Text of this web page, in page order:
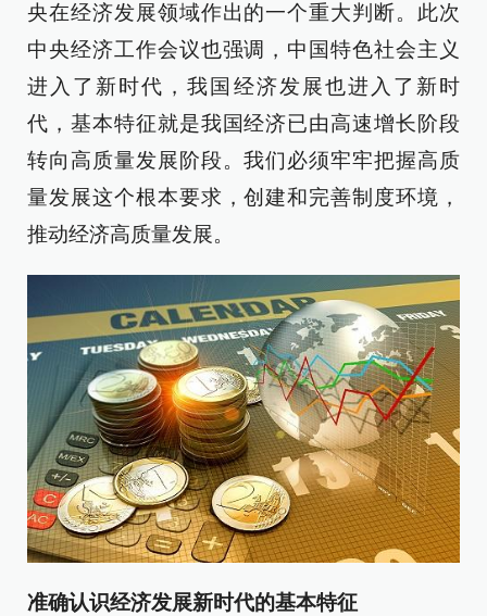
央在经济发展领域作出的一个重大判断。此次
中央经济工作会议也强调，中国特色社会主义
进入了新时代，我国经济发展也进入了新时
代，基本特征就是我国经济已由高速增长阶段
转向高质量发展阶段。我们必须牢牢把握高质
量发展这个根本要求，创建和完善制度环境，
推动经济高质量发展。
准确认识经济发展新时代的基本特征